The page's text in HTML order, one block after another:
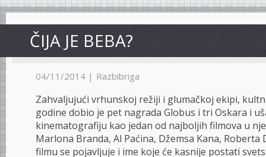
ČIJA JE BEBA?
04/11/2014 | Razbibriga
Zahvaljujući vrhunskoj režiji i glumačkoj ekipi, kultni
godine dobio je pet nagrada Globus i tri Oskara i
kinematografiju kao jedan od najboljih filmova u
Marlona Branda, Al Paćina, Džemsa Kana, Roberta
filmu se pojavljuje i ime koje će kasnije postati